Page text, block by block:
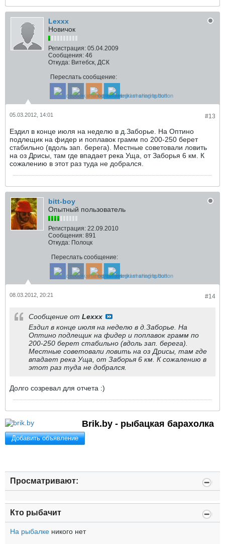
Lexxx
Новичок
Регистрация: 05.04.2009
Сообщения: 46
Откуда: Витебск, ДСК
Переслать сообщение:
#13
05.03.2012, 14:01
Ездил в конце июля на неделю в д.Заборье. На Оптино
подлещик на фидер и поплавок грамм по 200-250 берет
стабильно (вдоль зап. берега). Местные советовали ловить
на оз Дрисы, там где впадает река Уща, от Заборья 6 км. К
сожалению в этот раз туда не добрался.
bitt-boy
Опытный пользователь
Регистрация: 22.09.2010
Сообщения: 891
Откуда: Полоцк
Переслать сообщение:
#14
08.03.2012, 20:21
Сообщение от Lexxx
Ездил в конце июля на неделю в д.Заборье. На
Оптино подлещик на фидер и поплавок грамм по
200-250 берет стабильно (вдоль зап. берега).
Местные советовали ловить на оз Дрисы, там где
впадает река Уща, от Заборья 6 км. К сожалению в
этот раз туда не добрался.
Долго созревал для отчета :)
Brik.by - рыбацкая барахолка
Добавить объявление
Просматривают:
Кто рыбачит
На рыбалке никого нет